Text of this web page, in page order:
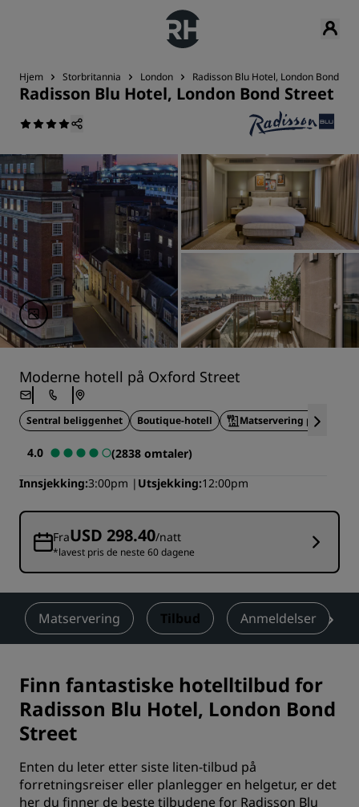
Hjem Storbritannia London Radisson Blu Hotel, London Bond
Radisson Blu Hotel, London Bond Street
Moderne hotell på Oxford Street
Sentral beliggenhet Boutique-hotell Matservering på stedet
4.0
(2838 omtaler)
Innsjekking 3:00pm Utsjekking 12:00pm
FraUSD 298.40/natt
*lavest pris de neste 60 dagene
Matservering Tilbud Anmeldelser
Finn fantastiske hotelltilbud for
Radisson Blu Hotel, London Bond
Street
Enten du leter etter siste liten-tilbud på
forretningsreiser eller planlegger en helgetur, er det
her du finner de beste tilbudene for Radisson Blu